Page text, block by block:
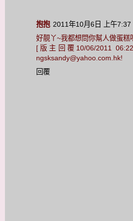
抱抱 2011年10月6日 上午7:37
好靚丫~我都想問你幫人做蛋糕
[版主回覆10/06/2011
ngsksandy@yahoo.com.hk!
回覆